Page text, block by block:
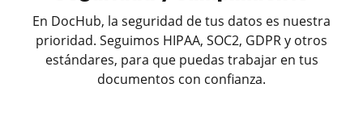
En DocHub, la seguridad de tus datos es nuestra
prioridad. Seguimos HIPAA, SOC2, GDPR y otros
estándares, para que puedas trabajar en tus
documentos con confianza.